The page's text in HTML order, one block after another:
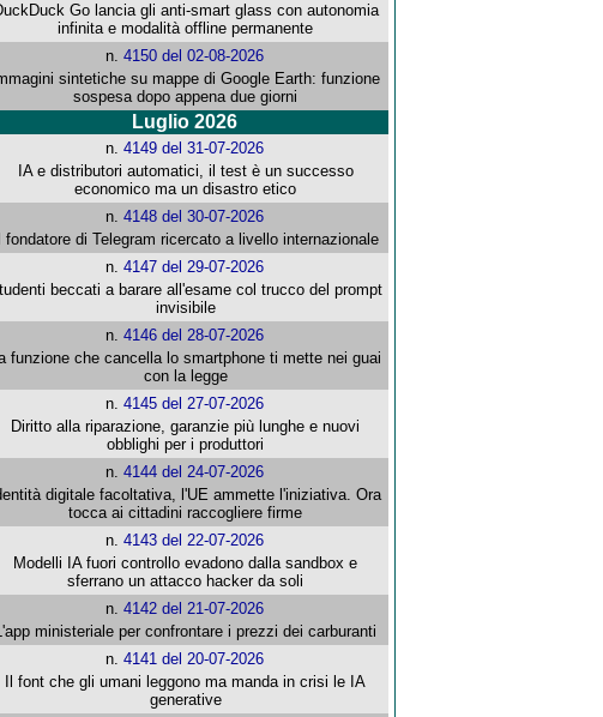
Go lancia gli anti-smart glass con autonomia
infinita e modalità offline permanente
n.4150 del 02-08-2026
sintetiche su mappe di Google Earth: funzione
sospesa dopo appena due giorni
Luglio 2026
n.4149 del 31-07-2026
IA e distributori automatici, il test è un successo
economico ma un disastro etico
n.4148 del 30-07-2026
Il fondatore di Telegram ricercato a livello internazionale
n.4147 del 29-07-2026
beccati a barare all'esame col trucco del prompt
invisibile
n.4146 del 28-07-2026
funzione che cancella lo smartphone ti mette nei guai
con la legge
n.4145 del 27-07-2026
Diritto alla riparazione, garanzie più lunghe e nuovi
obblighi per i produttori
n.4144 del 24-07-2026
digitale facoltativa, l'UE ammette l'iniziativa. Ora
tocca ai cittadini raccogliere firme
n.4143 del 22-07-2026
Modelli IA fuori controllo evadono dalla sandbox e
sferrano un attacco hacker da soli
n.4142 del 21-07-2026
ministeriale per confrontare i prezzi dei carburanti
n.4141 del 20-07-2026
Il font che gli umani leggono ma manda in crisi le IA
generative